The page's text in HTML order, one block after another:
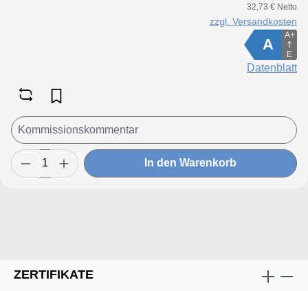
32,73 € Netto
zzgl. Versandkosten
A
A+
E
Datenblatt
In den Warenkorb
ZERTIFIKATE